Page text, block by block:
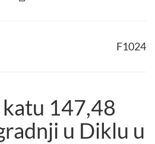
F1024
katu 147,48
u Diklu u